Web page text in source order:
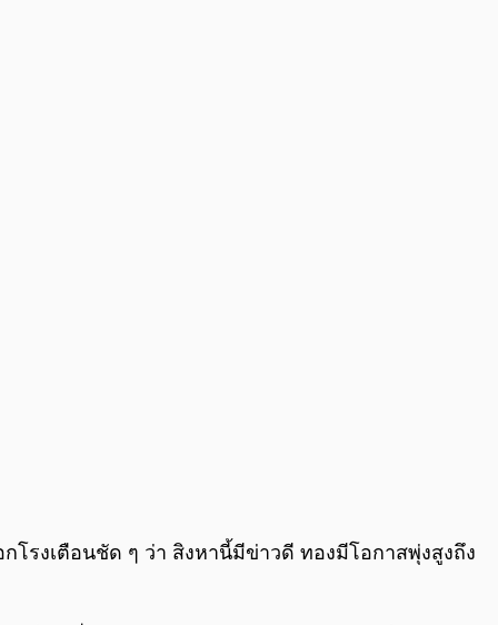
0:00
โรงเตือนชัด ๆ ว่า สิงหานี้มีข่าวดี ทองมีโอกาสพุ่งสูงถึง